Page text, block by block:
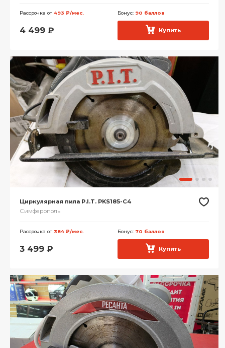
Рассрочка от 493 ₽/мес. Бонус: 90 баллов
4 499 ₽ Купить
Циркулярная пила P.I.T. PKS185-C4
Симферополь
Рассрочка от 384 ₽/мес. Бонус: 70 баллов
3 499 ₽ Купить